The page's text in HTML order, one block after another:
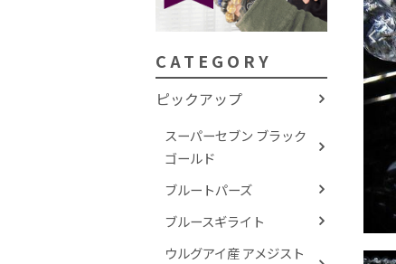
CATEGORY
ピックアップ
スーパーセブン ブラック
ゴールド
ブルートパーズ
ブルースギライト
ウルグアイ産 アメジスト